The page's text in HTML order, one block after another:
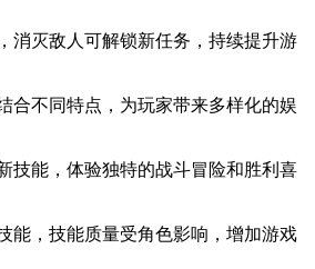
消灭敌人可解锁新任务，持续提升游
合不同特点，为玩家带来多样化的娱
技能，体验独特的战斗冒险和胜利喜
能，技能质量受角色影响，增加游戏